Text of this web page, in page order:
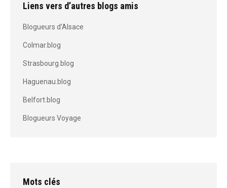
Liens vers d’autres blogs amis
Blogueurs d’Alsace
Colmar.blog
Strasbourg.blog
Haguenau.blog
Belfort.blog
Blogueurs Voyage
Mots clés